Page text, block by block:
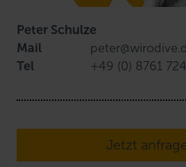
Peter Schulze
Mail
Tel
+49 (0) 8761
Jetzt